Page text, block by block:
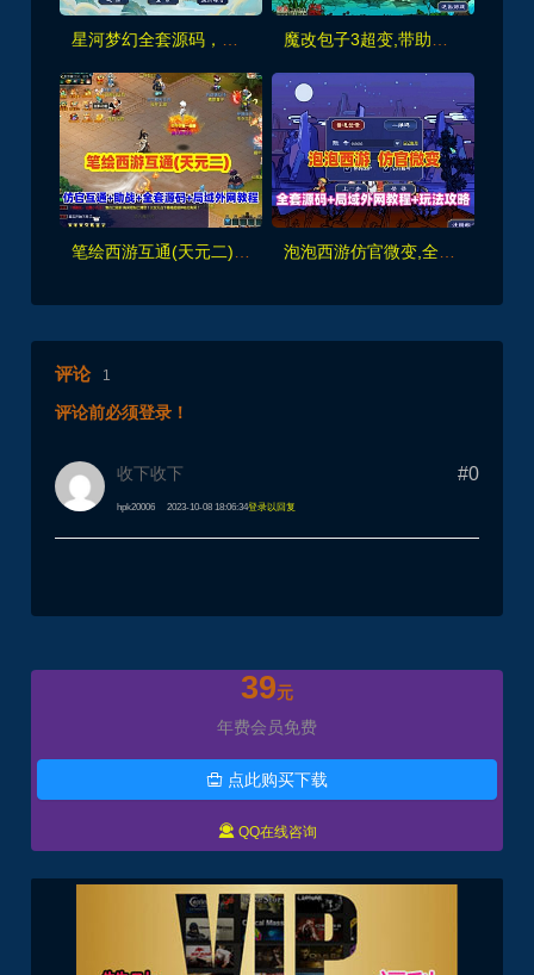
星河梦幻全套源码，助战组队,千变万化系统,神兵灵石打造系统，挂机抽奖月卡等+局域外网教程 魔改包子3超变,带助战,功德系统-神器系统-战备系统-灵气系统-转生系统等，带全套源码+局域外网教程
笔绘西游互通(天元二),仿官复古互通端,一键组队助战，带全套源码+局域外网教程 泡泡西游仿官微变,全套源码，武神坛之战,挂机系统,抽奖系统,巅峰赛,千变万化-共享背包+局域外网教程+攻略
评论 1
评论前必须登录！
#0
收下收下
hpk20006 2023-10-08 18:06:34登录以回复
39元
年费会员免费
 点此购买下载
 QQ在线咨询